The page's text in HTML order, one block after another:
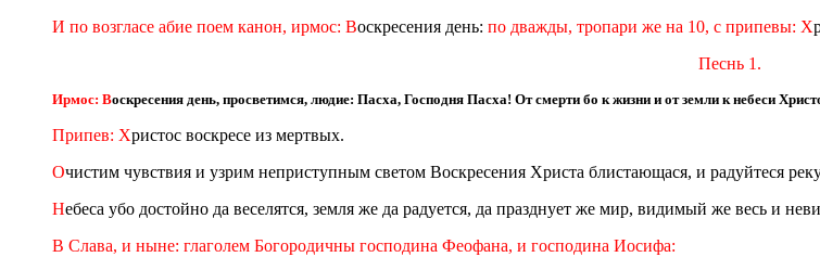
И по возгласе абие поем канон, ирмос: Воскресения день: по дважды, тропари же на 10, с припевы: Х
Песнь 1.
Ирмос: Воскресения день, просветимся, людие: Пасха, Господня Пасха! От смерти бо к жизни и от земли к небеси
Припев: Христос воскресе из мертвых.
Очистим чувствия и узрим неприступным светом Воскресения Христа блистающася, и радуйтеся
Небеса убо достойно да веселятся, земля же да радуется, да празднует же мир, видимый же весь и
В Слава, и ныне: глаголем Богородичны господина Феофана, и господина Иосифа: